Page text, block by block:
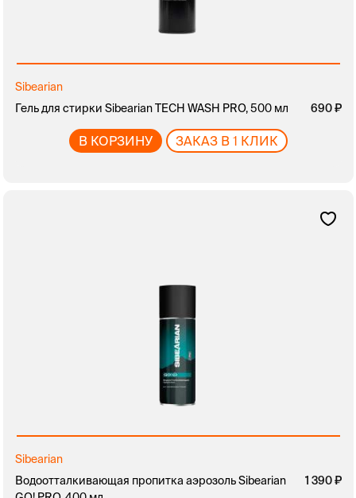
Sibearian
Гель для стирки Sibearian TECH WASH PRO, 500 мл
690
В КОРЗИНУ ЗАКАЗ В 1 КЛИК
Sibearian
Водоотталкивающая пропитка аэрозоль Sibearian
1 390